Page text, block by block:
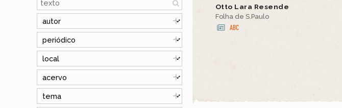
Otto Lara Resende
Folha de S.Paulo